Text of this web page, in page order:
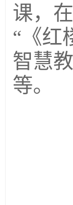
课，
“《红
智慧
等。